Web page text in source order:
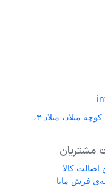
نشانی: کاشان، کیلومتر ۲ جاده قمصر، کوچه میلاد، میلاد ۳،
مشتریان
اصالت کالا
فرش مانا